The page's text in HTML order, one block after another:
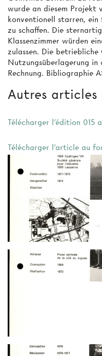
wurde an diesem Projekt
konventionell starren,
zu schaffen. Die
Klassenzimmer würden
zulassen. Die
Nutzungsüberlagerung in
Rechnung. Bibliographie
Autres articles
Télécharger l'édition 015
Télécharger l'article au